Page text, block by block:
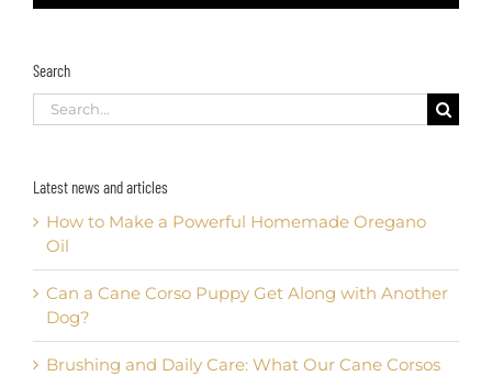
Search
Search
for:
Latest news and articles
How to Make a Powerful Homemade Oregano
Oil
Can a Cane Corso Puppy Get Along with Another
Dog?
Brushing and Daily Care: What Our Cane Corsos